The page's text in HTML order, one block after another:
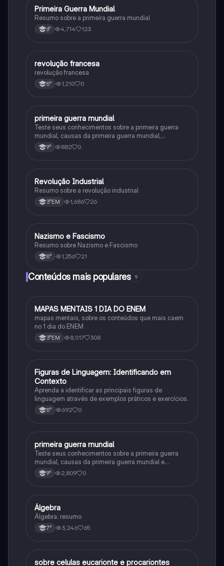
História
Primeira Guerra Mundial
Resumo sobre a primeira guerra mundial
6° 4,714 123
História
revolução francesa
revolução francesa
8° 1,210 0
História
primeira guerra mundial
Teste seus conhecimentos sobre a primeira guerra
mundial, causas da primeira guerra mundial,
consequências da Primeira Guerra Mundial,fases da
primeira guerra mundial
9° 882 0
História
Revolução Industrial
Resumo sobre a revolução industrial
3°EM 1,686 26
História
Nazismo e Fascismo
Resumo sobre Nazismo e Fascismo
8° 1,256 21
Conteúdos mais populares 9
Português
MAPAS MENTAIS 1 DIA DO ENEM
mapas mentais, sobre os conteúdos que mais caem
no 1 dia do ENEM
3°EM 8,017 308
FPortuguês
Figuras de Linguagem: Identificando em
Contexto
Aprenda a identificar as principais figuras de
linguagem através de exemplos práticos e exercícios.
8° 692 0
História
primeira guerra mundial
Teste seus conhecimentos sobre a primeira guerra
mundial, causas da primeira guerra mundial e
consequências da Primeira Guerra Mundial, fases da
primeira guerra mundial
9° 2,809 0
Matematica
Álgebra
Álgebra: resumo
7° 3,246 65
Biologia
sobre celulas eucarionte e procariontes